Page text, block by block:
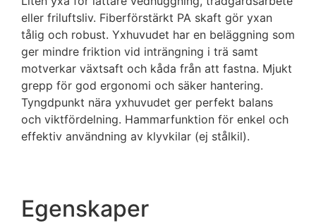
eller friluftsliv. Fiberförstärkt PA skaft gör yxan
tålig och robust. Yxhuvudet har en beläggning som
ger mindre friktion vid inträngning i trä samt
motverkar växtsaft och kåda från att fastna. Mjukt
grepp för god ergonomi och säker hantering.
Tyngdpunkt nära yxhuvudet ger perfekt balans
och viktfördelning. Hammarfunktion för enkel och
effektiv användning av klyvkilar (ej stålkil).
Egenskaper